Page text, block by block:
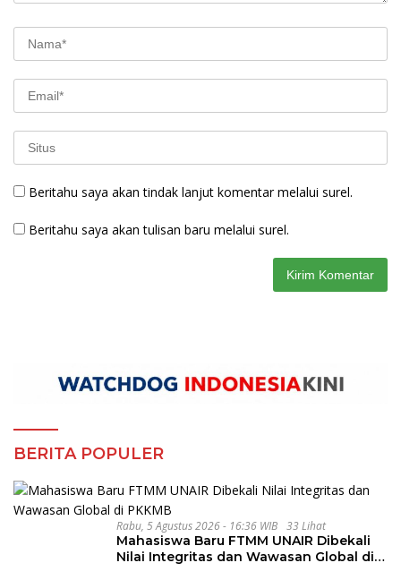
Beritahu saya akan tindak lanjut komentar melalui surel.
Beritahu saya akan tulisan baru melalui surel.
BERITA POPULER
Rabu, 5 Agustus 2026 - 16:36 WIB 33 Lihat
Mahasiswa Baru FTMM UNAIR Dibekali
Nilai Integritas dan Wawasan Global di